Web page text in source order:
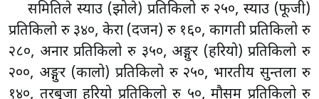
समितिले स्याउ (झोले) प्रतिकिलो रु २५०, स्याउ (फूजी)
प्रतिकिलो रु ३४०, केरा (दर्जन) रु १६०, कागती प्रतिकिलो रु
२८०, अनार प्रतिकिलो रु ३५०, अङ्गुर (हरियो) प्रतिकिलो रु
२००, अङ्गुर (कालो) प्रतिकिलो रु २५०, भारतीय सुन्तला रु
१४०, तरबुजा हरियो प्रतिकिलो रु ५०, मौसम प्रतिकिलो रु